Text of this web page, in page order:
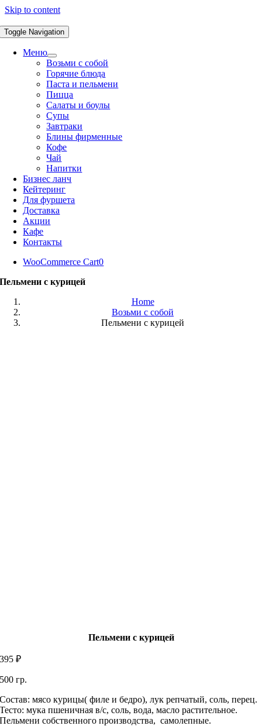
Skip to content
Toggle Navigation
Меню
Возьми с собой
Горячие блюда
Паста и пельмени
Пицца
Салаты и боулы
Супы
Завтраки
Блины фирменные
Кофе
Чай
Напитки
Бизнес ланч
Кейтеринг
Для фуршета
Доставка
Акции
Кафе
Контакты
WooCommerce Cart0
Пельмени с курицей
Home
Возьми с собой
Пельмени с курицей
Пельмени с курицей
395₽
500 гр.
Состав: мясо курицы( филе и бедро), лук репчатый, соль, перец.
Тесто: мука пшеничная в/с, соль, вода, масло растительное.
Пельмени собственного производства, самолепные.